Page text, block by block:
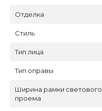
Отделка
Стиль
Тип лица
Тип оправы
Ширина рамки светового
проема